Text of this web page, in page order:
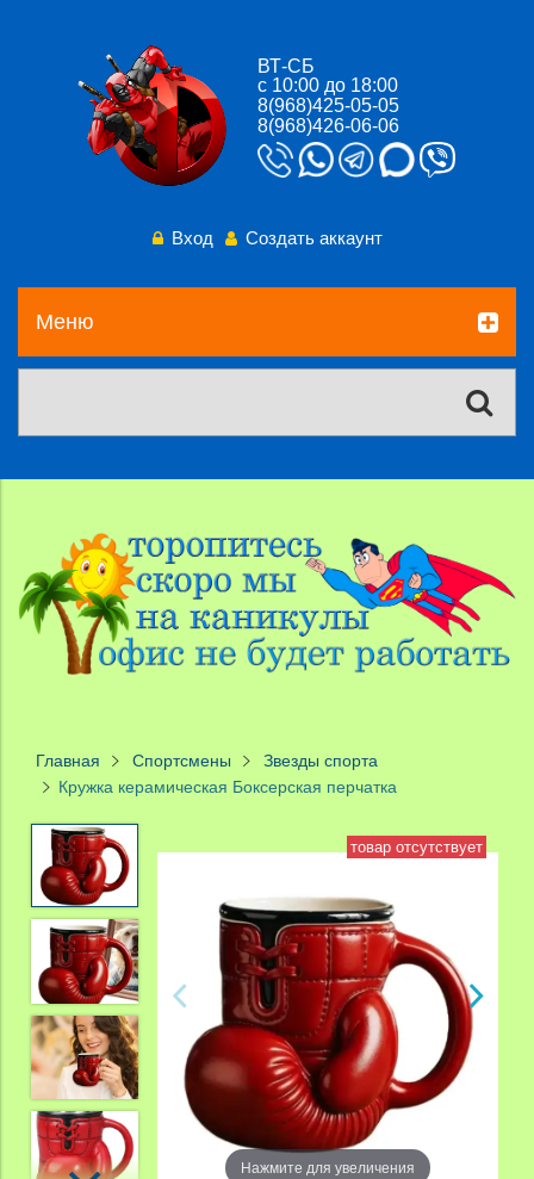
ВТ-СБ
с 10:00 до 18:00
8(968)425-05-05
8(968)426-06-06
Вход Создать аккаунт
Меню
Главная Спортсмены
Звезды спорта
Кружка керамическая Боксерская перчатка
товар отсутствует
Нажмите для увеличения